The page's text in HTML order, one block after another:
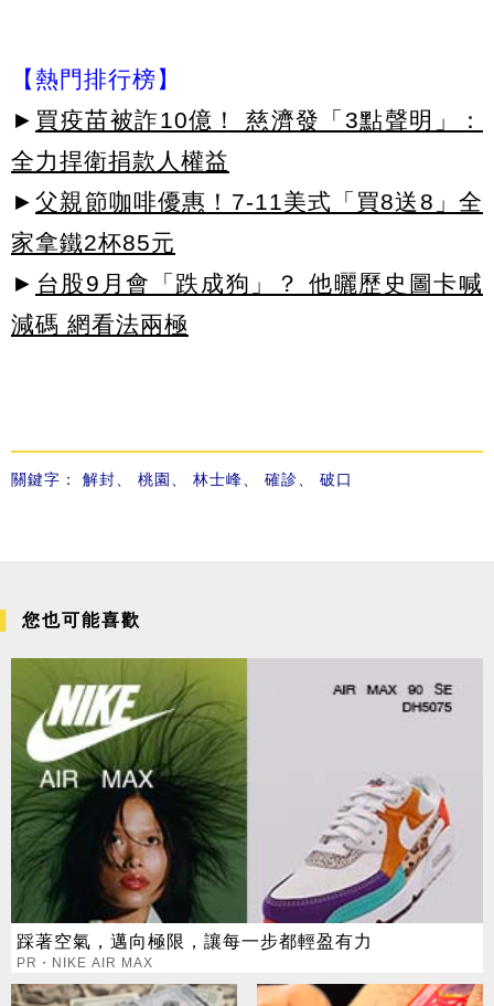
【熱門排行榜】
► 買疫苗被詐10億！ 慈濟發「3點聲明」：
全力捍衛捐款人權益
► 父親節咖啡優惠！7-11美式「買8送8」全
家拿鐵2杯85元
► 台股9月會「跌成狗」？ 他曬歷史圖卡喊
減碼 網看法兩極
關鍵字： 解封、 桃園 、 林士峰、 確診、 破口
您也可能喜歡
踩著空氣，邁向極限，讓每一步都輕盈有力
PR・NIKE AIR MAX